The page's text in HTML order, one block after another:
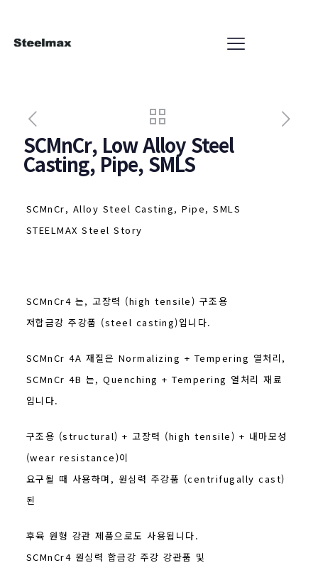
SCMnCr, Low Alloy Steel
Casting, Pipe, SMLS
SCMnCr, Alloy Steel Casting, Pipe, SMLS
STEELMAX Steel Story
SCMnCr4 는, 고장력 (high tensile) 구조용
저합금강 주강품 (steel casting)입니다.
SCMnCr 4A 재질은 Normalizing + Tempering 열처리,
SCMnCr 4B 는, Quenching + Tempering 열처리 재료
입니다.
구조용 (structural) + 고장력 (high tensile) + 내마모성
(wear resistance)이
요구될 때 사용하며, 원심력 주강품 (centrifugally cast)
된
후육 원형 강관 제품으로도 사용됩니다.
SCMnCr4 원심력 합금강 주강 강관품 및